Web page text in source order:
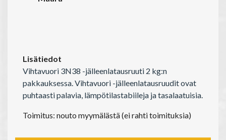
Lisätiedot
Vihtavuori 3N38 -jälleenlatausruuti 2 kg:n
pakkauksessa. Vihtavuori -jälleenlatausruudit ovat
puhtaasti palavia, lämpötilastabiileja ja tasalaatuisia.
Toimitus: nouto myymälästä (ei rahti toimituksia)